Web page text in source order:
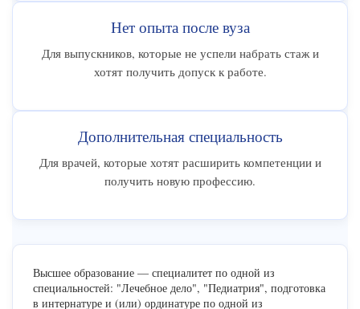
Нет опыта после вуза
Для выпускников, которые не успели набрать стаж и
хотят получить допуск к работе.
Дополнительная специальность
Для врачей, которые хотят расширить компетенции и
получить новую профессию.
Высшее образование — специалитет по одной из
специальностей: "Лечебное дело", "Педиатрия", подготовка
в интернатуре и (или) ординатуре по одной из